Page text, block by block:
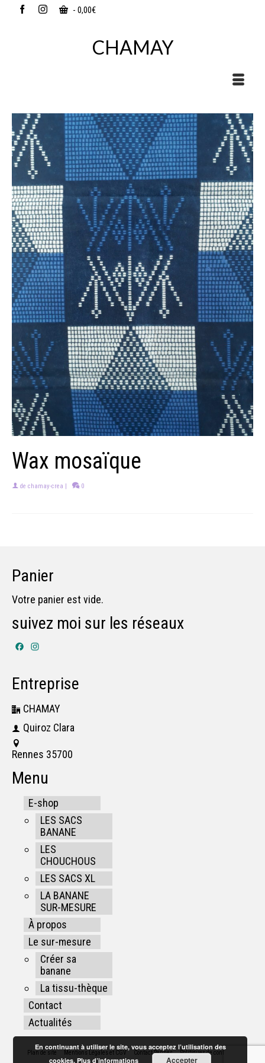
- 0,00€
CHAMAY
Wax mosaïque
de chamay-crea | 0
Panier
Votre panier est vide.
suivez moi sur les réseaux
Facebook
Entreprise
CHAMAY
Quiroz Clara
Rennes 35700
Menu
E-shop
LES SACS
BANANE
LES
CHOUCHOUS
LES SACS XL
LA BANANE
SUR-MESURE
À propos
Le sur-mesure
Créer sa
banane
La tissu-thèque
Contact
Actualités
Plan de site Mentions Légales et CGV Contact Rennes Politiques de confidentialité
En continuant à utiliser le site, vous acceptez l’utilisation des
cookies.Plus d’informations Accepter